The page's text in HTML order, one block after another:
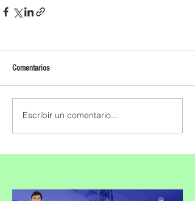
Comentarios
Escribir un comentario...